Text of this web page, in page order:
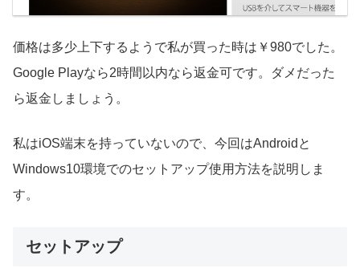
価格は多少上下するようで私が買った時は￥980でした。
Google Playなら2時間以内なら返金可です。ダメだった
ら返金しましょう。
私はiOS端末を持っていないので、今回はAndroidと
Windows10環境でのセットアップ使用方法を説明しま
す。
セットアップ